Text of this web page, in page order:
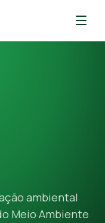
ambiental
Meio Ambiente